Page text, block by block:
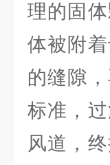
理的固
体被附
的缝隙
标准，
风道，